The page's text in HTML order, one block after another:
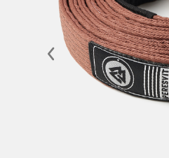
Previous